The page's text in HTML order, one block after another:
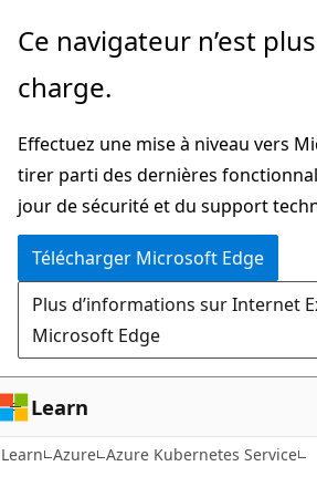
Passer
directement
au
principal
Ce navigateur n’est
charge.
Effectuez une mise à niveau vers
tirer parti des dernières
jour de sécurité et du support
Télécharger Microsoft Edge
Plus d’informations sur Internet
Microsoft Edge
Learn
Learn Azure Azure Kubernetes Service